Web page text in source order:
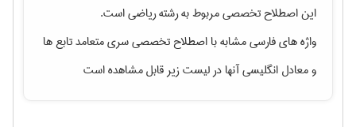
این اصطلاح تخصصی مربوط به رشتهرياضیاست.
واژه های فارسی مشابه با اصطلاح تخصصیسری متعامد تابع ها
و معادل انگلیسی آنها در لیست زیر قابل مشاهده است